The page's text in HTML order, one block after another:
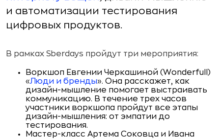
и автоматизации тестирования
цифровых продуктов.
В рамках Sberdays пройдут три мероприятия:
Воркшоп Евгении Черкашиной (Wonderfull)
«Люди и бренды». Она расскажет, как
дизайн-мышление помогает выстраивать
коммуникацию. В течение трех часов
участники воркшопа пройдут все этапы
дизайн-мышления: от эмпатии до
тестирования.
Мастер-класс Артема Соковца и Ивана